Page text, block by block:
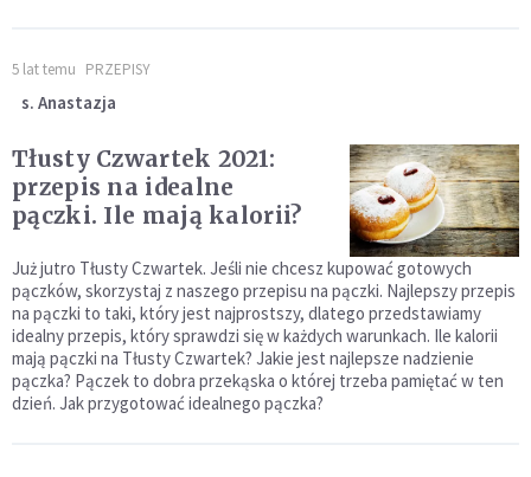
5 lat temu PRZEPISY
s. Anastazja
Tłusty Czwartek 2021:
przepis na idealne
pączki. Ile mają kalorii?
Już jutro Tłusty Czwartek. Jeśli nie chcesz kupować gotowych
pączków, skorzystaj z naszego przepisu na pączki. Najlepszy przepis
na pączki to taki, który jest najprostszy, dlatego przedstawiamy
idealny przepis, który sprawdzi się w każdych warunkach. Ile kalorii
mają pączki na Tłusty Czwartek? Jakie jest najlepsze nadzienie
pączka? Pączek to dobra przekąska o której trzeba pamiętać w ten
dzień. Jak przygotować idealnego pączka?